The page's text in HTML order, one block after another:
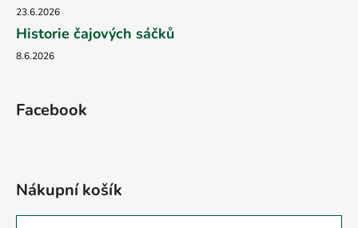
23.6.2026
Historie čajových sáčků
8.6.2026
Facebook
Nákupní košík